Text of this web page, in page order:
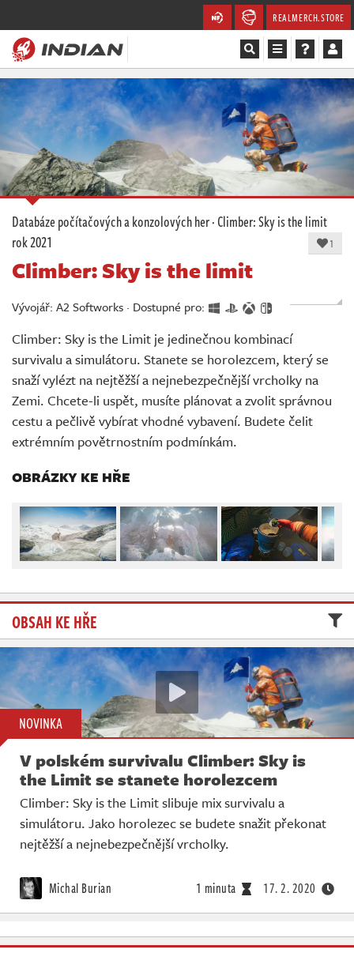
REALMERCH.STORE
Magazín
Recenze
Videa
Soutěže
Databáze
Komunita
Redakce
Živě
Databáze počítačových a konzolových her·Climber: Sky is the limit
rok 2021
1
Climber: Sky is the limit
Vývojář: A2 Softworks · Dostupné pro:
Climber: Sky is the Limit je jedinečnou kombinací
survivalu a simulátoru. Stanete se horolezcem, který se
snaží vylézt na nejtěžší a nejnebezpečnější vrcholky na
Zemi. Chcete-li uspět, musíte plánovat a zvolit správnou
cestu a pečlivě vybírat vhodné vybavení. Budete čelit
extrémním povětrnostním podmínkám.
OBRÁZKY KE HŘE
OBSAH KE HŘE
NOVINKA
V polském survivalu Climber: Sky is
the Limit se stanete horolezcem
Climber: Sky is the Limit slibuje mix survivalu a
simulátoru. Jako horolezec se budete snažit překonat
nejtěžší a nejnebezpečnější vrcholky.
Michal Burian 1 minuta 17. 2. 2020